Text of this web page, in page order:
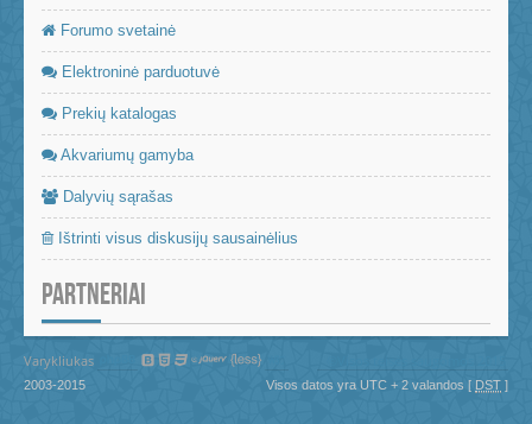
Forumo svetainė
Elektroninė parduotuvė
Prekių katalogas
Akvariumų gamyba
Dalyvių sąrašas
Ištrinti visus diskusijų sausainėlius
PARTNERIAI
Varykliukas
2003-2015 Visos datos yra UTC + 2 valandos [ DST ]